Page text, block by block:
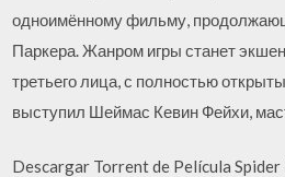
одноимённому фильму,
Паркера. Жанром игры станет
третьего лица, с полностью
выступил Шеймас Кевин Фейхи,
Descargar Torrent de Película